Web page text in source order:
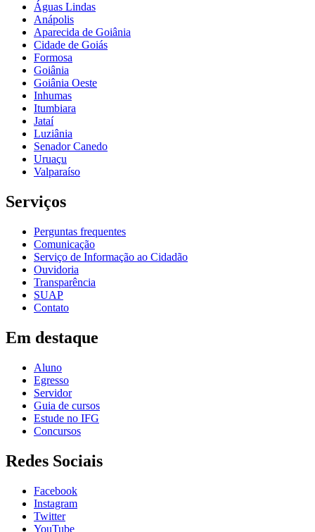
Águas Lindas
Anápolis
Aparecida de Goiânia
Cidade de Goiás
Formosa
Goiânia
Goiânia Oeste
Inhumas
Itumbiara
Jataí
Luziânia
Senador Canedo
Uruaçu
Valparaíso
Serviços
Perguntas frequentes
Comunicação
Serviço de Informação ao Cidadão
Ouvidoria
Transparência
SUAP
Contato
Em destaque
Aluno
Egresso
Servidor
Guia de cursos
Estude no IFG
Concursos
Redes Sociais
Facebook
Instagram
Twitter
YouTube